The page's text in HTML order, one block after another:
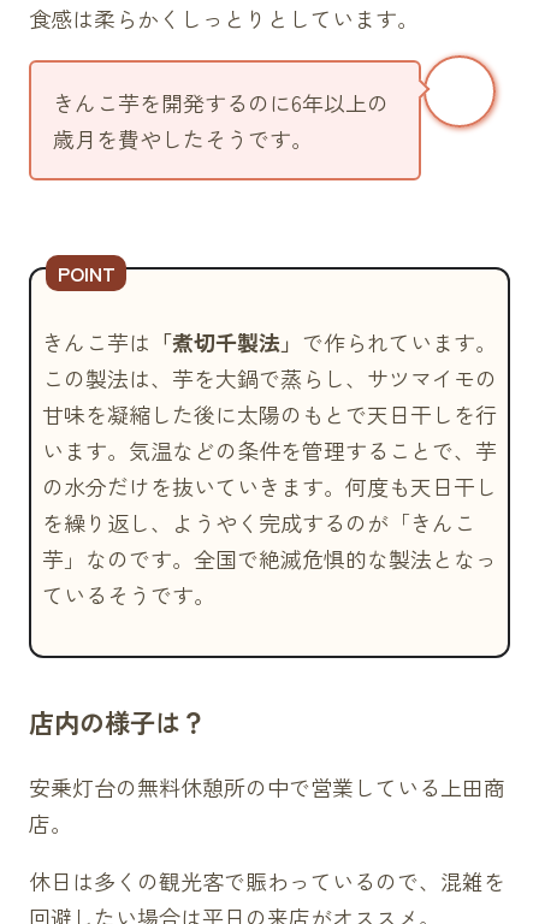
食感は柔らかくしっとりとしています。
きんこ芋を開発するのに6年以上の
歳月を費やしたそうです。
きんこ芋は 「煮切千製法」 で作られています。
この製法は、芋を大鍋で蒸らし、サツマイモの
甘味を凝縮した後に太陽のもとで天日干しを行
います。気温などの条件を管理することで、芋
の水分だけを抜いていきます。何度も天日干し
を繰り返し、ようやく完成するのが「きんこ
芋」なのです。全国で絶滅危惧的な製法となっ
ているそうです。
店内の様子は？
安乗灯台の無料休憩所の中で営業している上田商
店。
休日は多くの観光客で賑わっているので、混雑を
回避したい場合は平日の来店がオススメ。